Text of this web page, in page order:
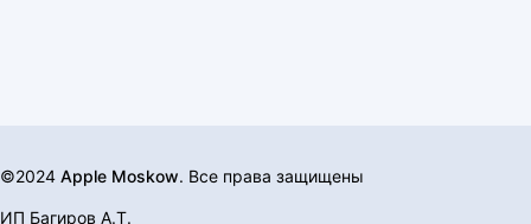
©2024 Apple Moskow. Все права защищены
ИП Багиров А.Т.